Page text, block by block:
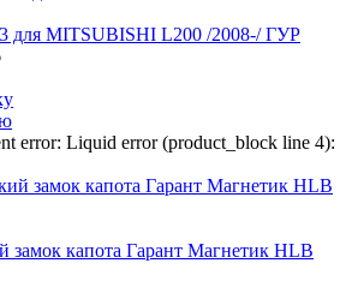
для MITSUBISHI L200 /2008-/ ГУР
error: Liquid error (product_block line 4):
замок капота Гарант Магнетик HLB